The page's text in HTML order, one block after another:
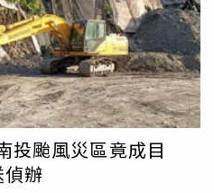
投颱風災區竟成目
辦